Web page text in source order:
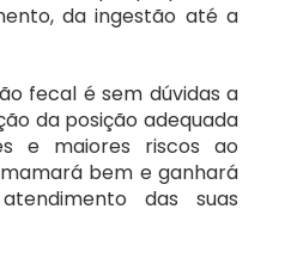
da ingestão até a
fecal é sem dúvidas a
da posição adequada
e maiores riscos ao
bem e ganhará
das suas